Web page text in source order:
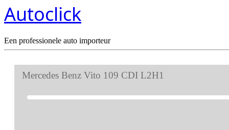
Autoclick
Een professionele auto importeur
Mercedes Benz Vito 109 CDI L2H1